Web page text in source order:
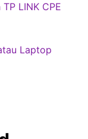
LINK CPE
Laptop